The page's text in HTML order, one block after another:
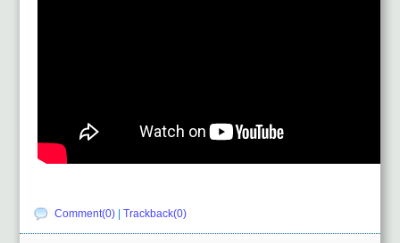
Comment(0) | Trackback(0)